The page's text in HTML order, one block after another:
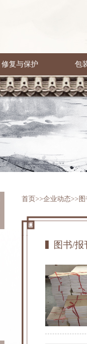
修复与保护 包
首页>>企业动态>>
图书/